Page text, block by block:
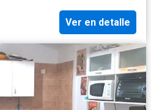
Ver en detalle